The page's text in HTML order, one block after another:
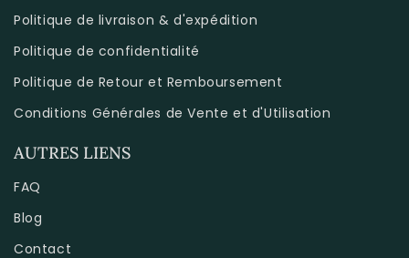
Politique de livraison & d'expédition
Politique de confidentialité
Politique de Retour et Remboursement
Conditions Générales de Vente et d'Utilisation
AUTRES LIENS
FAQ
Blog
Contact